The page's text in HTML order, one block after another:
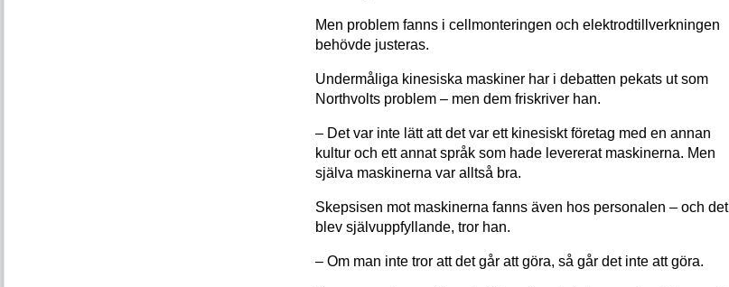
Men problem fanns i cellmonteringen och elektrodtillverkningen
behövde justeras.
Undermåliga kinesiska maskiner har i debatten pekats ut som
Northvolts problem – men dem friskriver han.
– Det var inte lätt att det var ett kinesiskt företag med en annan
kultur och ett annat språk som hade levererat maskinerna. Men
själva maskinerna var alltså bra.
Skepsisen mot maskinerna fanns även hos personalen – och det
blev självuppfyllande, tror han.
– Om man inte tror att det går att göra, så går det inte att göra.